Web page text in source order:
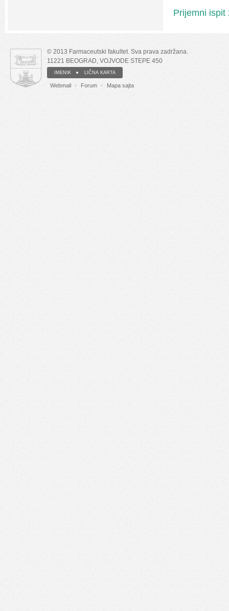
Prijemni ispit
© 2013 Farmaceutski fakultet. Sva prava zadržana.
11221 BEOGRAD, VOJVODE STEPE 450
IMENIK LIČNA KARTA
Webmail Forum Mapa sajta